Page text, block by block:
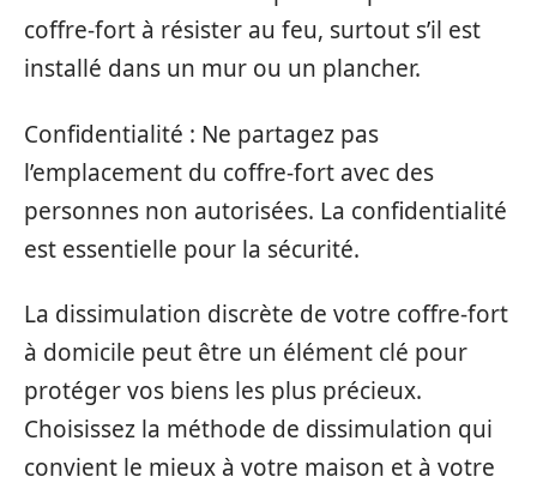
coffre-fort à résister au feu, surtout s’il est
installé dans un mur ou un plancher.
Confidentialité : Ne partagez pas
l’emplacement du coffre-fort avec des
personnes non autorisées. La confidentialité
est essentielle pour la sécurité.
La dissimulation discrète de votre coffre-fort
à domicile peut être un élément clé pour
protéger vos biens les plus précieux.
Choisissez la méthode de dissimulation qui
convient le mieux à votre maison et à votre